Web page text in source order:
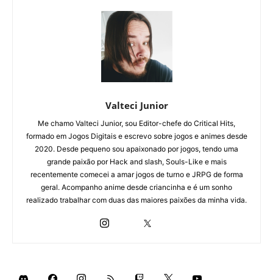
Valteci Junior
Me chamo Valteci Junior, sou Editor-chefe do Critical Hits,
formado em Jogos Digitais e escrevo sobre jogos e animes desde
2020. Desde pequeno sou apaixonado por jogos, tendo uma
grande paixão por Hack and slash, Souls-Like e mais
recentemente comecei a amar jogos de turno e JRPG de forma
geral. Acompanho anime desde criancinha e é um sonho
realizado trabalhar com duas das maiores paixões da minha vida.